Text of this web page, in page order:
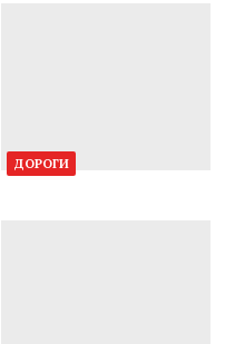
ДОРОГИ